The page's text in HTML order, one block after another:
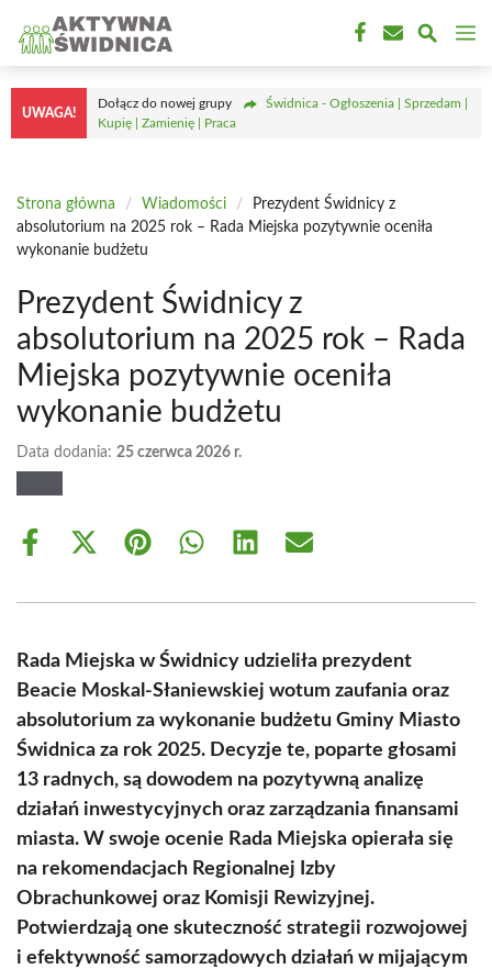
treści
UWAGA!
Dołącz do nowej grupy
Świdnica - Ogłoszenia | Sprzedam |
Kupię | Zamienię | Praca
Strona główna / Wiadomości /
Prezydent Świdnicy z
absolutorium na 2025 rok – Rada Miejska pozytywnie oceniła
wykonanie budżetu
Prezydent Świdnicy z
absolutorium na 2025 rok – Rada
Miejska pozytywnie oceniła
wykonanie budżetu
Data dodania: 25 czerwca 2026 r.
Share
Share
(Twitter)
Share Share Share Share
Rada Miejska w Świdnicy udzieliła prezydent
Beacie Moskal-Słaniewskiej wotum zaufania oraz
absolutorium za wykonanie budżetu Gminy Miasto
Świdnica za rok 2025. Decyzje te, poparte głosami
13 radnych, są dowodem na pozytywną analizę
działań inwestycyjnych oraz zarządzania finansami
miasta. W swoje ocenie Rada Miejska opierała się
na rekomendacjach Regionalnej Izby
Obrachunkowej oraz Komisji Rewizyjnej.
Potwierdzają one skuteczność strategii rozwojowej
i efektywność samorządowych działań w mijającym